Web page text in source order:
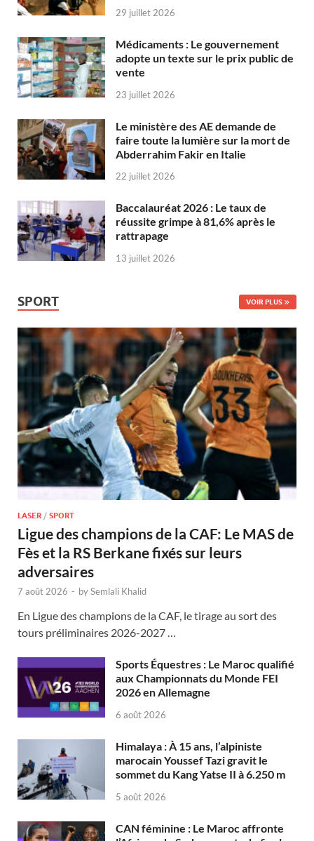
29 juillet 2026
Médicaments : Le gouvernement
adopte un texte sur le prix public de
vente
23 juillet 2026
Le ministère des AE demande de
faire toute la lumière sur la mort de
Abderrahim Fakir en Italie
22 juillet 2026
Baccalauréat 2026 : Le taux de
réussite grimpe à 81,6% après le
rattrapage
13 juillet 2026
SPORT VOIR PLUS
LASER / SPORT
Ligue des champions de la CAF: Le MAS de
Fès et la RS Berkane fixés sur leurs
adversaires
7 août 2026 - bySemlali Khalid
En Ligue des champions de la CAF, le tirage au sort des
tours préliminaires 2026-2027 …
Sports Équestres : Le Maroc qualifié
aux Championnats du Monde FEI
2026 en Allemagne
6 août 2026
Himalaya : À 15 ans, l’alpiniste
marocain Youssef Tazi gravit le
sommet du Kang Yatse II à 6.250 m
5 août 2026
CAN féminine : Le Maroc affronte